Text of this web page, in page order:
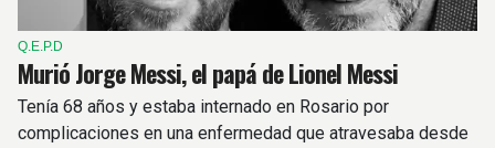
Q.E.P.D
Murió Jorge Messi, el papá de Lionel Messi
Tenía 68 años y estaba internado en Rosario por
complicaciones en una enfermedad que atravesaba desde